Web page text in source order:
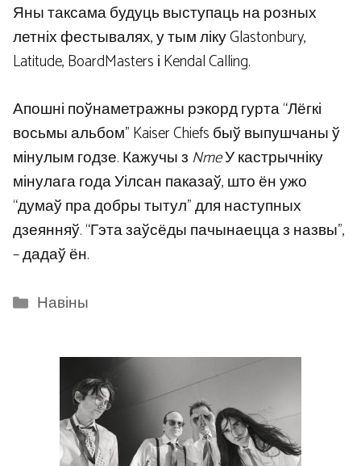
Яны таксама будуць выступаць на розных
летніх фестывалях, у тым ліку Glastonbury,
Latitude, BoardMasters і Kendal Calling.
Апошні поўнаметражны рэкорд гурта “Лёгкі
восьмы альбом” Kaiser Chiefs быў выпушчаны ў
мінулым годзе. Кажучы з NmeУ кастрычніку
мінулага года Уілсан паказаў, што ён ужо
“думаў пра добры тытул” для наступных
дзеянняў. “Гэта заўсёды пачынаецца з назвы”,
– дадаў ён.
Categories
Навіны